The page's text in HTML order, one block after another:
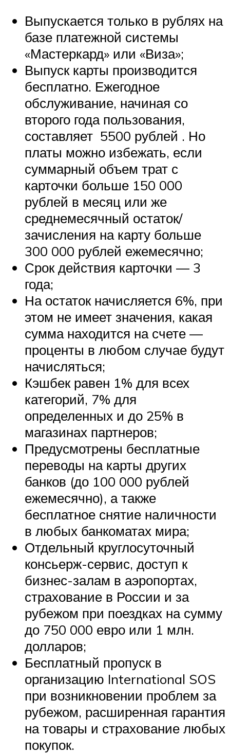
Выпускается только в рублях на
базе платежной системы
«Мастеркард» или «Виза»;
Выпуск карты производится
бесплатно. Ежегодное
обслуживание, начиная со
второго года пользования,
составляет 5500 рублей . Но
платы можно избежать, если
суммарный объем трат с
карточки больше 150 000
рублей в месяц или же
среднемесячный остаток/
зачисления на карту больше
300 000 рублей ежемесячно;
Срок действия карточки — 3
года;
На остаток начисляется 6%, при
этом не имеет значения, какая
сумма находится на счете —
проценты в любом случае будут
начисляться;
Кэшбек равен 1% для всех
категорий, 7% для
определенных и до 25% в
магазинах партнеров;
Предусмотрены бесплатные
переводы на карты других
банков (до 100 000 рублей
ежемесячно), а также
бесплатное снятие наличности
в любых банкоматах мира;
Отдельный круглосуточный
консьерж-сервис, доступ к
бизнес-залам в аэропортах,
страхование в России и за
рубежом при поездках на сумму
до 750 000 евро или 1 млн.
долларов;
Бесплатный пропуск в
организацию International SOS
при возникновении проблем за
рубежом, расширенная гарантия
на товары и страхование любых
покупок.